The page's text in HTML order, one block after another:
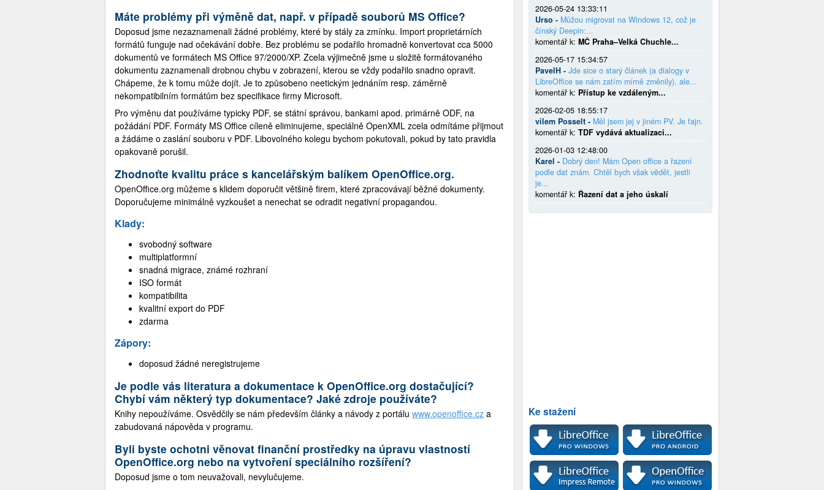
Máte problémy při výměně dat, např. v případě souborů MS Office?
Doposud jsme nezaznamenali žádné problémy, které by stály za zmínku. Import proprietárních
formátů funguje nad očekávání dobře. Bez problému se podařilo hromadně konvertovat cca 5000
dokumentů ve formátech MS Office 97/2000/XP. Zcela výjimečně jsme u složitě formátovaného
dokumentu zaznamenali drobnou chybu v zobrazení, kterou se vždy podařilo snadno opravit.
Chápeme, že k tomu může dojít. Je to způsobeno neetickým jednáním resp. záměrně
nekompatibilním formátům bez specifikace firmy Microsoft.
Pro výměnu dat používáme typicky PDF, se státní správou, bankami apod. primárně ODF, na
požádání PDF. Formáty MS Office cíleně eliminujeme, speciálně OpenXML zcela odmítáme přijmout
a žádáme o zaslání souboru v PDF. Libovolného kolegu bychom pokutovali, pokud by tato pravidla
opakovaně porušil.
Zhodnoťte kvalitu práce s kancelářským balíkem OpenOffice.org.
OpenOffice.org můžeme s klidem doporučit většině firem, které zpracovávají běžné dokumenty.
Doporučujeme minimálně vyzkoušet a nenechat se odradit negativní propagandou.
Klady:
svobodný software
multiplatformní
snadná migrace, známé rozhraní
ISO formát
kompatibilita
kvalitní export do PDF
zdarma
Zápory:
doposud žádné neregistrujeme
Je podle vás literatura a dokumentace k OpenOffice.org dostačující?
Chybí vám některý typ dokumentace? Jaké zdroje používáte?
Knihy nepoužíváme. Osvědčily se nám především články a návody z portálu www.openoffice.cz a
zabudovaná nápověda v programu.
Byli byste ochotni věnovat finanční prostředky na úpravu vlastností
OpenOffice.org nebo na vytvoření speciálního rozšíření?
Doposud jsme o tom neuvažovali, nevylučujeme.
2026-05-24 13:33:11
Urso - Můžou migrovat na Windows 12, což je
čínský Deepin:...
komentář k: MČ Praha–Velká Chuchle...
2026-05-17 15:34:57
PavelH - Jde sice o starý článek (a dialogy v
LibreOffice se nám zatím mírně změnily), ale...
komentář k: Přístup ke vzdáleným...
2026-02-05 18:55:17
vilem Posselt - Měl jsem jej v jiném PV. Je fajn.
komentář k: TDF vydává aktualizaci...
2026-01-03 12:48:00
Karel - Dobrý den! Mám Open office a řazení
podle dat znám. Chtěl bych však vědět, jestli
je...
komentář k: Řazení dat a jeho úskalí
Ke stažení